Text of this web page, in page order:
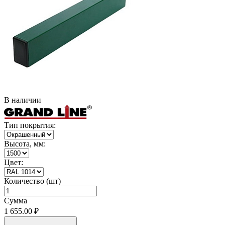
В наличии
Тип покрытия:
Высота, мм:
Цвет:
Количество (шт)
Сумма
1 655.00 ₽